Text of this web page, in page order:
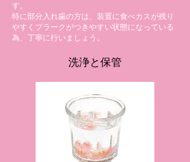
洗浄と保管
す。
特に部分入れ歯の方は、装置に食べカスが残り
やすくプラークがつきやすい状態になっている
為、丁寧に行いましょう。